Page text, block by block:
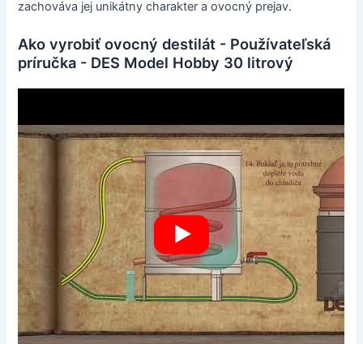
zachováva jej unikátny charakter a ovocný prejav.
Ako vyrobiť ovocný destilát - Používateľská
príručka - DES Model Hobby 30 litrový